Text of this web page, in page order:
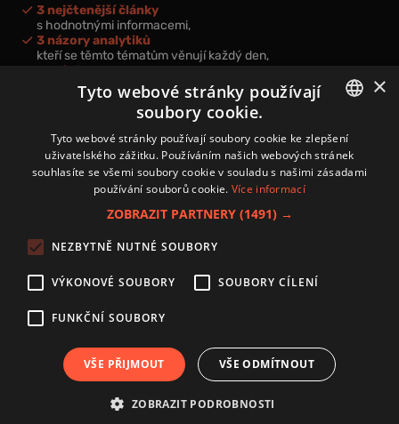
3 nejčtenější články
s hodnotnými informacemi,
3 názory analytiků
kteří se těmto tématům věnují každý den,
nová videa a podcasty
k prohloubení vašich znalostí.
Přihlášením k newsletteru vyjadřujete svůj souhlas spodmínkami
zpracování osobních údajů.
Zásady používání souborů cookies
Autoři
Nastavení cookies
Publikování nebo další šíření obsahu serveru www.investice.cz není možné bez
CZECH
×
Tyto webové stránky používají
soubory cookie.
Tyto webové stránky používají soubory cookie ke zlepšení
uživatelského zážitku. Používáním našich webových stránek
souhlasíte se všemi soubory cookie v souladu s našimi zásadami
používání souborů cookie. Více informací
ZOBRAZIT PARTNERY (1491) →
NEZBYTNĚ NUTNÉ SOUBORY
VÝKONOVÉ SOUBORY SOUBORY CÍLENÍ
FUNKČNÍ SOUBORY
VŠE PŘIJMOUT VŠE ODMÍTNOUT
ZOBRAZIT PODROBNOSTI